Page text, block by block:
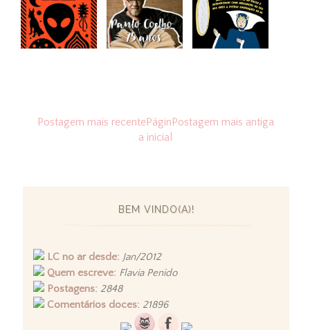
Postagem mais recente Postagem mais antiga
Págin
a inicial
BEM VINDO(A)!
LC no ar desde: Jan/2012
Quem escreve: Flavia Penido
Postagens: 2848
Comentários doces: 21896